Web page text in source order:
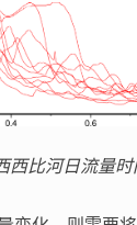
西比河日流量